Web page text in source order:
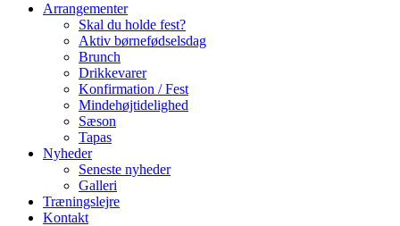
Arrangementer
Skal du holde fest?
Aktiv børnefødselsdag
Brunch
Drikkevarer
Konfirmation / Fest
Mindehøjtidelighed
Sæson
Tapas
Nyheder
Seneste nyheder
Galleri
Træningslejre
Kontakt